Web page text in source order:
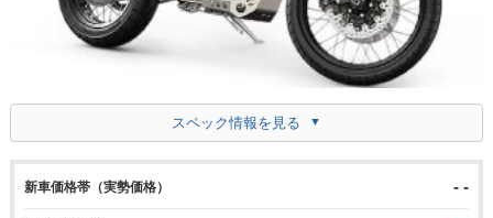
スペック情報を見る
新車価格帯（実勢価格） - -